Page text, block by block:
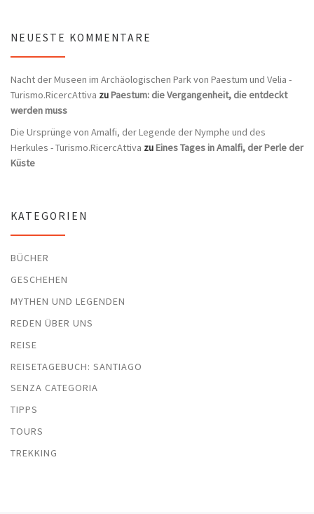
NEUESTE KOMMENTARE
Nacht der Museen im Archäologischen Park von Paestum und Velia -
Turismo.RicercAttiva zuPaestum: die Vergangenheit, die entdeckt
werden muss
Die Ursprünge von Amalfi, der Legende der Nymphe und des
Herkules - Turismo.RicercAttiva zuEines Tages in Amalfi, der Perle der
Küste
KATEGORIEN
BÜCHER
GESCHEHEN
MYTHEN UND LEGENDEN
REDEN ÜBER UNS
REISE
REISETAGEBUCH: SANTIAGO
SENZA CATEGORIA
TIPPS
TOURS
TREKKING